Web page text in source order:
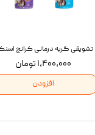
۱,۴۰۰,۰۰۰ تومان
افزودن